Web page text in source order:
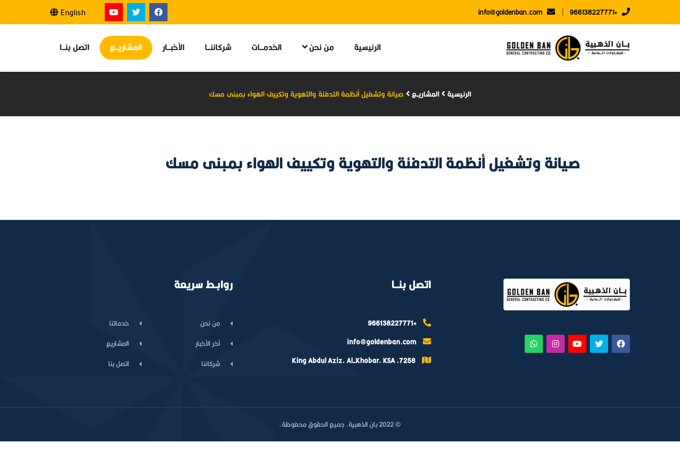
+966138227771
English
الرئيسية من نحن الخدمــات شركائنــا الأخبــار المشاريــع اتصل بنــا
الرئيسية المشاريــع صيانة وتشغيل أنظمة التدفئة والتهوية وتكييف الهواء بمبنى مسك
صيانة وتشغيل أنظمة التدفئة والتهوية وتكييف الهواء بمبنى مسك
اتصل بنــا
+966138227771
روابـط سريعة
من نحن خدماتنا
أخر الأخبار المشاريع
شركائنا اتصل بنا
© 2022 بان الذهبية. جميع الحقوق محفوظة.